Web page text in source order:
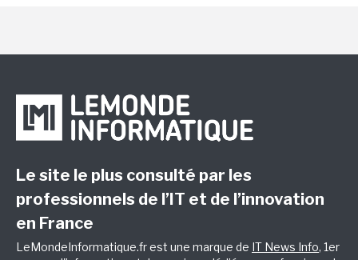
Le site le plus consulté par les
professionnels de l’IT et de l’innovation
en France
LeMondeInformatique.fr est une marque de IT News Info, 1er